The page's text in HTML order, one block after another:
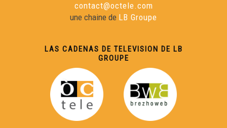
Laurenç Cavaliè e lo Caporal Bartàs
Jornada Occitana au licèu de Rabairac
Florant Mercadier - "L'Occitanie pour les Nuls"
contact@octele.com
une chaine de LB Groupe
LAS CADENAS DE TELEVISION DE LB
GROUPE